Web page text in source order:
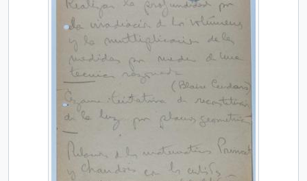
[U. D. Simple] Planeamiento social
[U. D. Simple] Domingo F. Sarmiento
[U. D. Simple] Del espacio: Revista XXem siecle, enero 1952
[U. D. Simple] [La línea melódica original...]
[U. D. Simple] Borges Otras Inquisiciones Sur 1952. El pudor de la historia
[U. D. Simple] Matisse
[U. D. Simple] Max Bill
[U. D. Simple] Bauhaus
[U. D. Simple] [Apollinaire separa los escritores...]
[U. D. Simple] [Apunte manuscrito]
[U. D. Simple] Respeto y reconocimiento del arte nuevo